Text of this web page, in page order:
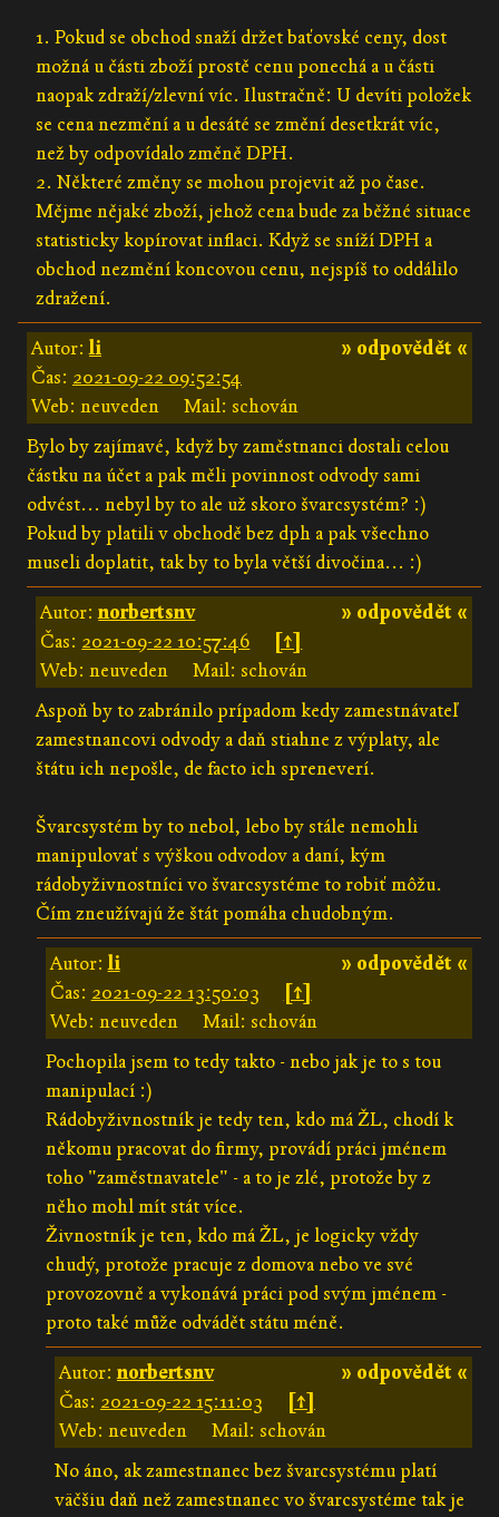
1. Pokud se obchod snaží držet baťovské ceny, dost
možná u části zboží prostě cenu ponechá a u části
naopak zdraží/zlevní víc. Ilustračně: U devíti položek
se cena nezmění a u desáté se změní desetkrát víc,
než by odpovídalo změně DPH.
2. Některé změny se mohou projevit až po čase.
Mějme nějaké zboží, jehož cena bude za běžné situace
statisticky kopírovat inflaci. Když se sníží DPH a
obchod nezmění koncovou cenu, nejspíš to oddálilo
zdražení.
» odpovědět «
Autor:li
Čas: 2021-09-22 09:52:54
Web: neuveden
Mail: schován
Bylo by zajímavé, když by zaměstnanci dostali celou
částku na účet a pak měli povinnost odvody sami
odvést... nebyl by to ale už skoro švarcsystém? :)
Pokud by platili v obchodě bez dph a pak všechno
museli doplatit, tak by to byla větší divočina... :)
» odpovědět «
Autor:norbertsnv
Čas: 2021-09-22 10:57:46
[↑]
Web: neuveden
Mail: schován
Aspoň by to zabránilo prípadom kedy zamestnávateľ
zamestnancovi odvody a daň stiahne z výplaty, ale
štátu ich nepošle, de facto ich spreneverí.
Švarcsystém by to nebol, lebo by stále nemohli
manipulovať s výškou odvodov a daní, kým
rádobyživnostníci vo švarcsystéme to robiť môžu.
Čím zneužívajú že štát pomáha chudobným.
» odpovědět «
Autor:li
Čas: 2021-09-22 13:50:03
[↑]
Web: neuveden
Mail: schován
Pochopila jsem to tedy takto - nebo jak je to s tou
manipulací :)
Rádobyživnostník je tedy ten, kdo má ŽL, chodí k
někomu pracovat do firmy, provádí práci jménem
toho "zaměstnavatele" - a to je zlé, protože by z
něho mohl mít stát více.
Živnostník je ten, kdo má ŽL, je logicky vždy
chudý, protože pracuje z domova nebo ve své
provozovně a vykonává práci pod svým jménem -
proto také může odvádět státu méně.
» odpovědět «
Autor:norbertsnv
Čas: 2021-09-22 15:11:03
[↑]
Web: neuveden
Mail: schován
No áno, ak zamestnanec bez švarcsystému platí
väčšiu daň než zamestnanec vo švarcsystéme tak je